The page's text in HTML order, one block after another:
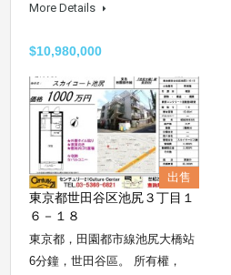
More Details
$10,980,000
出售
東京都世田谷区池尻３丁目１
６－１８
東京都，田園都市線池尻大橋站
6分鐘，世田谷區。 所有權，